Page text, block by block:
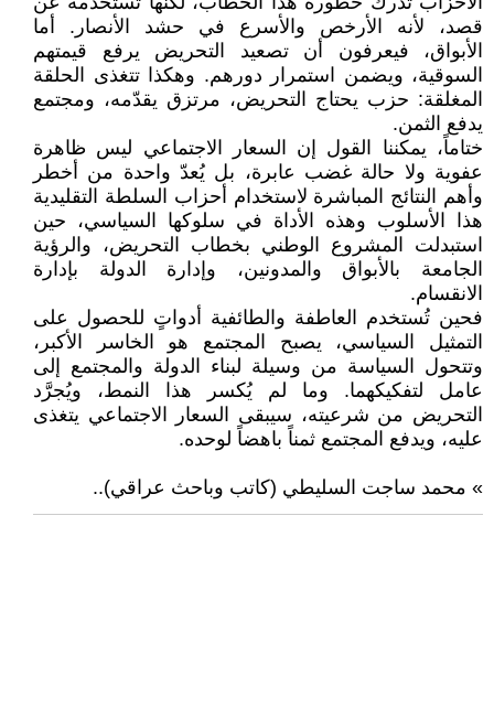
قصد، لأنه الأرخص والأسرع في حشد الأنصار. أما
الأبواق، فيعرفون أن تصعيد التحريض يرفع قيمتهم
السوقية، ويضمن استمرار دورهم. وهكذا تتغذى الحلقة
المغلقة: حزب يحتاج التحريض، مرتزق يقدّمه، ومجتمع
يدفع الثمن.
ختاماً، يمكننا القول إن السعار الاجتماعي ليس ظاهرة
عفوية ولا حالة غضب عابرة، بل يُعدّ واحدة من أخطر
وأهم النتائج المباشرة لاستخدام أحزاب السلطة التقليدية
هذا الأسلوب وهذه الأداة في سلوكها السياسي، حين
استبدلت المشروع الوطني بخطاب التحريض، والرؤية
الجامعة بالأبواق والمدونين، وإدارة الدولة بإدارة
الانقسام.
فحين تُستخدم العاطفة والطائفية أدواتٍ للحصول على
التمثيل السياسي، يصبح المجتمع هو الخاسر الأكبر،
وتتحول السياسة من وسيلة لبناء الدولة والمجتمع إلى
عامل لتفكيكهما. وما لم يُكسر هذا النمط، ويُجرَّد
التحريض من شرعيته، سيبقى السعار الاجتماعي يتغذى
عليه، ويدفع المجتمع ثمناً باهضاً لوحده.
» محمد ساجت السليطي (كاتب وباحث عراقي)..